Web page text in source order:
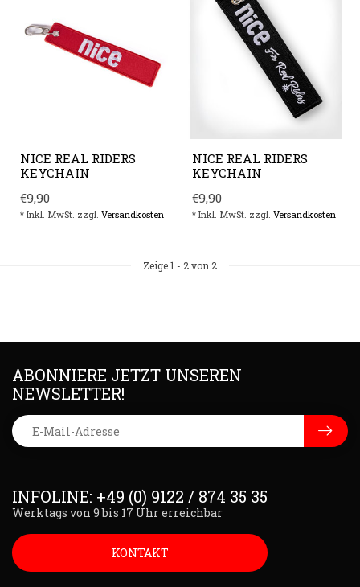
NICE REAL RIDERS
KEYCHAIN
€9,90
* Inkl. MwSt. zzgl. Versandkosten
NICE REAL RIDERS
KEYCHAIN
€9,90
* Inkl. MwSt. zzgl. Versandkosten
Zeige1 - 2von 2
INFOLINE: +49 (0) 9122 / 874 35 35
Werktags von 9 bis 17 Uhr erreichbar
KONTAKT
ABONNIERE JETZT UNSEREN
NEWSLETTER!